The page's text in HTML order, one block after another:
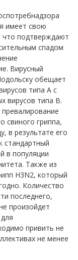
имеет свою
что подтверждают
спадом
Вирусный
обещает
типа A с
вирусов типа B.
свиного гриппа,
в результате его
стандартный
в популяции
Также из
H3N2, который
Количество
последнего,
произойдет
привить не
не менее